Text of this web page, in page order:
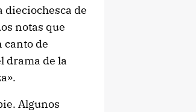
dieciochesca de
notas que
canto de
drama de la
Algunos